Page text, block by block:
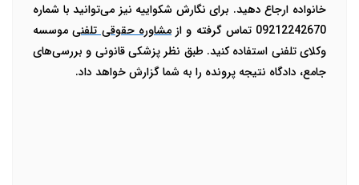
خانواده ارجاع دهید. برای نگارش شکواییه نیز می‌توانید با شماره
09212242670 تماس گرفته و از
مشاوره حقوقی تلفنیموسسه
وکلای تلفنی استفاده کنید. طبق نظر پزشکی قانونی و بررسی‌های
جامع، دادگاه نتیجه پرونده را به شما گزارش خواهد داد.